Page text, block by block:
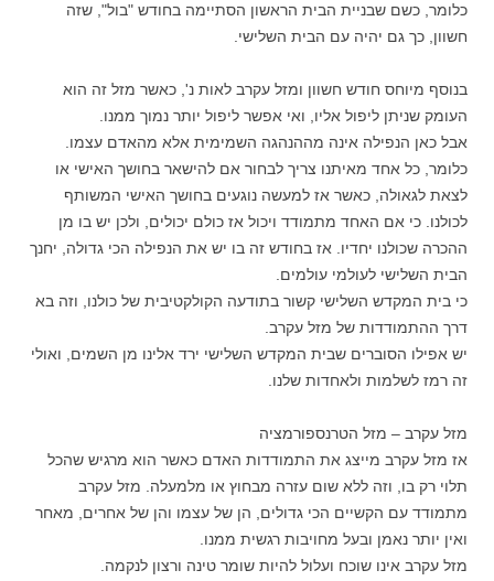
כלומר, כשם שבניית הבית הראשון הסתיימה בחודש "בול", שזה
חשוון, כך גם יהיה עם הבית השלישי.
בנוסף מיוחס חודש חשוון ומזל עקרב לאות נ', כאשר מזל זה הוא
העומק שניתן ליפול אליו, ואי אפשר ליפול יותר נמוך ממנו.
אבל כאן הנפילה אינה מההנהגה השמימית אלא מהאדם עצמו.
כלומר, כל אחד מאיתנו צריך לבחור אם להישאר בחושך האישי או
לצאת לגאולה, כאשר אז למעשה נוגעים בחושך האישי המשותף
לכולנו. כי אם האחד מתמודד ויכול אז כולם יכולים, ולכן יש בו מן
ההכרה שכולנו יחדיו. אז בחודש זה בו יש את הנפילה הכי גדולה, יחנך
הבית השלישי לעולמי עולמים.
כי בית המקדש השלישי קשור בתודעה הקולקטיבית של כולנו, וזה בא
דרך ההתמודדות של מזל עקרב.
יש אפילו הסוברים שבית המקדש השלישי ירד אלינו מן השמים, ואולי
זה רמז לשלמות ולאחדות שלנו.
מזל עקרב – מזל הטרנספורמציה
אז מזל עקרב מייצג את התמודדות האדם כאשר הוא מרגיש שהכל
תלוי רק בו, וזה ללא שום עזרה מבחוץ או מלמעלה. מזל עקרב
מתמודד עם הקשיים הכי גדולים, הן של עצמו והן של אחרים, מאחר
ואין יותר נאמן ובעל מחויבות רגשית ממנו.
מזל עקרב אינו שוכח ועלול להיות שומר טינה ורצון לנקמה.